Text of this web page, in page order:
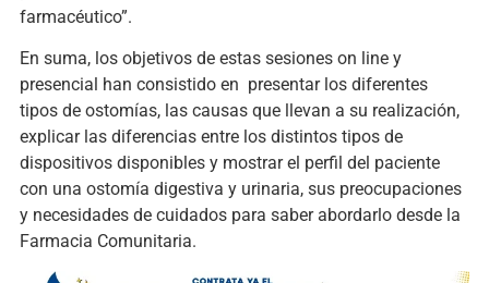
farmacéutico”.
En suma, los objetivos de estas sesiones on line y
presencial han consistido en presentar los diferentes
tipos de ostomías, las causas que llevan a su realización,
explicar las diferencias entre los distintos tipos de
dispositivos disponibles y mostrar el perfil del paciente
con una ostomía digestiva y urinaria, sus preocupaciones
y necesidades de cuidados para saber abordarlo desde la
Farmacia Comunitaria.